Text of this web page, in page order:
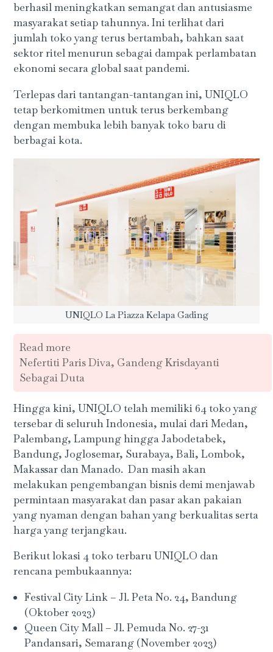
berhasil meningkatkan semangat dan antusiasme
masyarakat setiap tahunnya. Ini terlihat dari
jumlah toko yang terus bertambah, bahkan saat
sektor ritel menurun sebagai dampak perlambatan
ekonomi secara global saat pandemi.
Terlepas dari tantangan-tantangan ini, UNIQLO
tetap berkomitmen untuk terus berkembang
dengan membuka lebih banyak toko baru di
berbagai kota.
UNIQLO La Piazza Kelapa Gading
Read more
Nefertiti Paris Diva, Gandeng Krisdayanti
Sebagai Duta
Hingga kini, UNIQLO telah memiliki 64 toko yang
tersebar di seluruh Indonesia, mulai dari Medan,
Palembang, Lampung hingga Jabodetabek,
Bandung, Joglosemar, Surabaya, Bali, Lombok,
Makassar dan Manado. Dan masih akan
melakukan pengembangan bisnis demi menjawab
permintaan masyarakat dan pasar akan pakaian
yang nyaman dengan bahan yang berkualitas serta
harga yang terjangkau.
Berikut lokasi 4 toko terbaru UNIQLO dan
rencana pembukaannya:
Festival City Link – Jl. Peta No. 24, Bandung
(Oktober 2023)
Queen City Mall – Jl. Pemuda No. 27-31
Pandansari, Semarang (November 2023)